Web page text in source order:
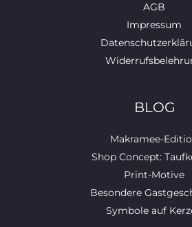
AGB
Impressum
BLOG
Makramee-
Shop Concept:
Print-Motive
Besondere
Symbole auf